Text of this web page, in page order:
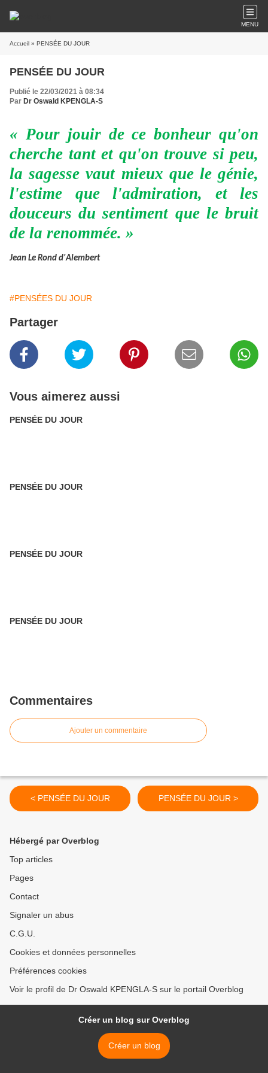
MENU
Accueil » PENSÉE DU JOUR
PENSÉE DU JOUR
Publié le 22/03/2021 à 08:34
Par Dr Oswald KPENGLA-S
« Pour jouir de ce bonheur qu'on
cherche tant et qu'on trouve si peu,
la sagesse vaut mieux que le génie,
l'estime que l'admiration, et les
douceurs du sentiment que le bruit
de la renommée. »
Jean Le Rond d'Alembert
#PENSÉES DU JOUR
Partager
Vous aimerez aussi
PENSÉE DU JOUR
PENSÉE DU JOUR
PENSÉE DU JOUR
PENSÉE DU JOUR
Commentaires
Ajouter un commentaire
< PENSÉE DU JOUR PENSÉE DU JOUR >
Hébergé par Overblog
Top articles
Pages
Contact
Signaler un abus
C.G.U.
Cookies et données personnelles
Préférences cookies
Voir le profil de Dr Oswald KPENGLA-S sur le portail Overblog
Créer un blog sur Overblog
Créer un blog